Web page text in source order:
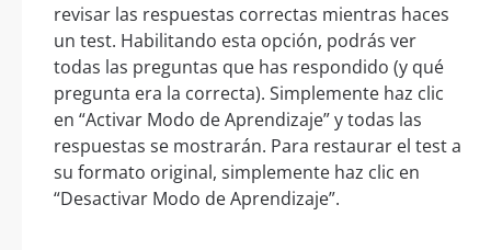
revisar las respuestas correctas mientras haces
un test. Habilitando esta opción, podrás ver
todas las preguntas que has respondido (y qué
pregunta era la correcta). Simplemente haz clic
en “Activar Modo de Aprendizaje” y todas las
respuestas se mostrarán. Para restaurar el test a
su formato original, simplemente haz clic en
“Desactivar Modo de Aprendizaje”.